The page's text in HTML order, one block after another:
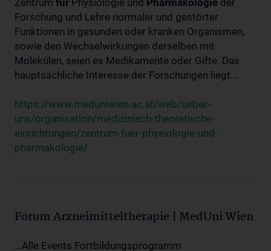
Zentrum für Physiologie und Pharmakologie der
Forschung und Lehre normaler und gestörter
Funktionen in gesunden oder kranken Organismen,
sowie den Wechselwirkungen derselben mit
Molekülen, seien es Medikamente oder Gifte. Das
hauptsächliche Interesse der Forschungen liegt...
https://www.meduniwien.ac.at/web/ueber-
uns/organisation/medizinisch-theoretische-
einrichtungen/zentrum-fuer-physiologie-und-
pharmakologie/
Forum Arzneimitteltherapie | MedUni Wien
...Alle Events Fortbildungsprogramm